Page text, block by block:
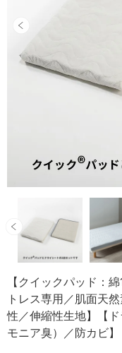
【クイックパッド：
トレス専用／肌面天
性／伸縮性生地】【
モニア臭）／防カビ】